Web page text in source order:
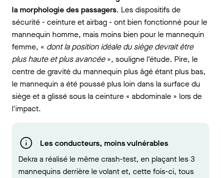
la morphologie des passagers. Les dispositifs de
sécurité - ceinture et airbag - ont bien fonctionné pour le
mannequin homme, mais moins bien pour le mannequin
femme, « dont la position idéale du siège devrait être
plus haute et plus avancée», souligne l’étude. Pire, le
centre de gravité du mannequin plus âgé étant plus bas,
le mannequin a été poussé plus loin dans la surface du
siège et a glissé sous la ceinture « abdominale » lors de
l'impact.
Les conducteurs, moins vulnérables
Dekra a réalisé le même crash-test, en plaçant les 3
mannequins derrière le volant et, cette fois-ci, tous